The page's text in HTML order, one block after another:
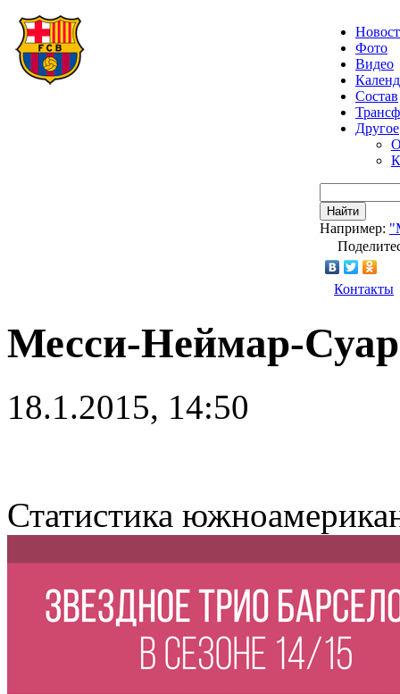
Фото
Видео
Состав
Другое
Найти
Например:
Контакты
Месси-Неймар-
18.1.2015, 14:50
Статистика